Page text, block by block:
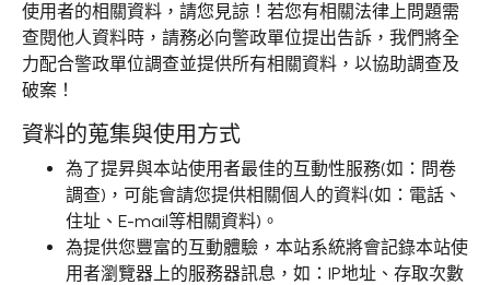
使用者的相關資料，請您見諒！若您有相關法律上問題需
查閱他人資料時，請務必向警政單位提出告訴，我們將全
力配合警政單位調查並提供所有相關資料，以協助調查及
破案！
資料的蒐集與使用方式
為了提昇與本站使用者最佳的互動性服務(如：問卷
調查)，可能會請您提供相關個人的資料(如：電話、
住址、E-mail等相關資料)。
為提供您豐富的互動體驗，本站系統將會記錄本站使
用者瀏覽器上的服務器訊息，如：IP地址、存取次數